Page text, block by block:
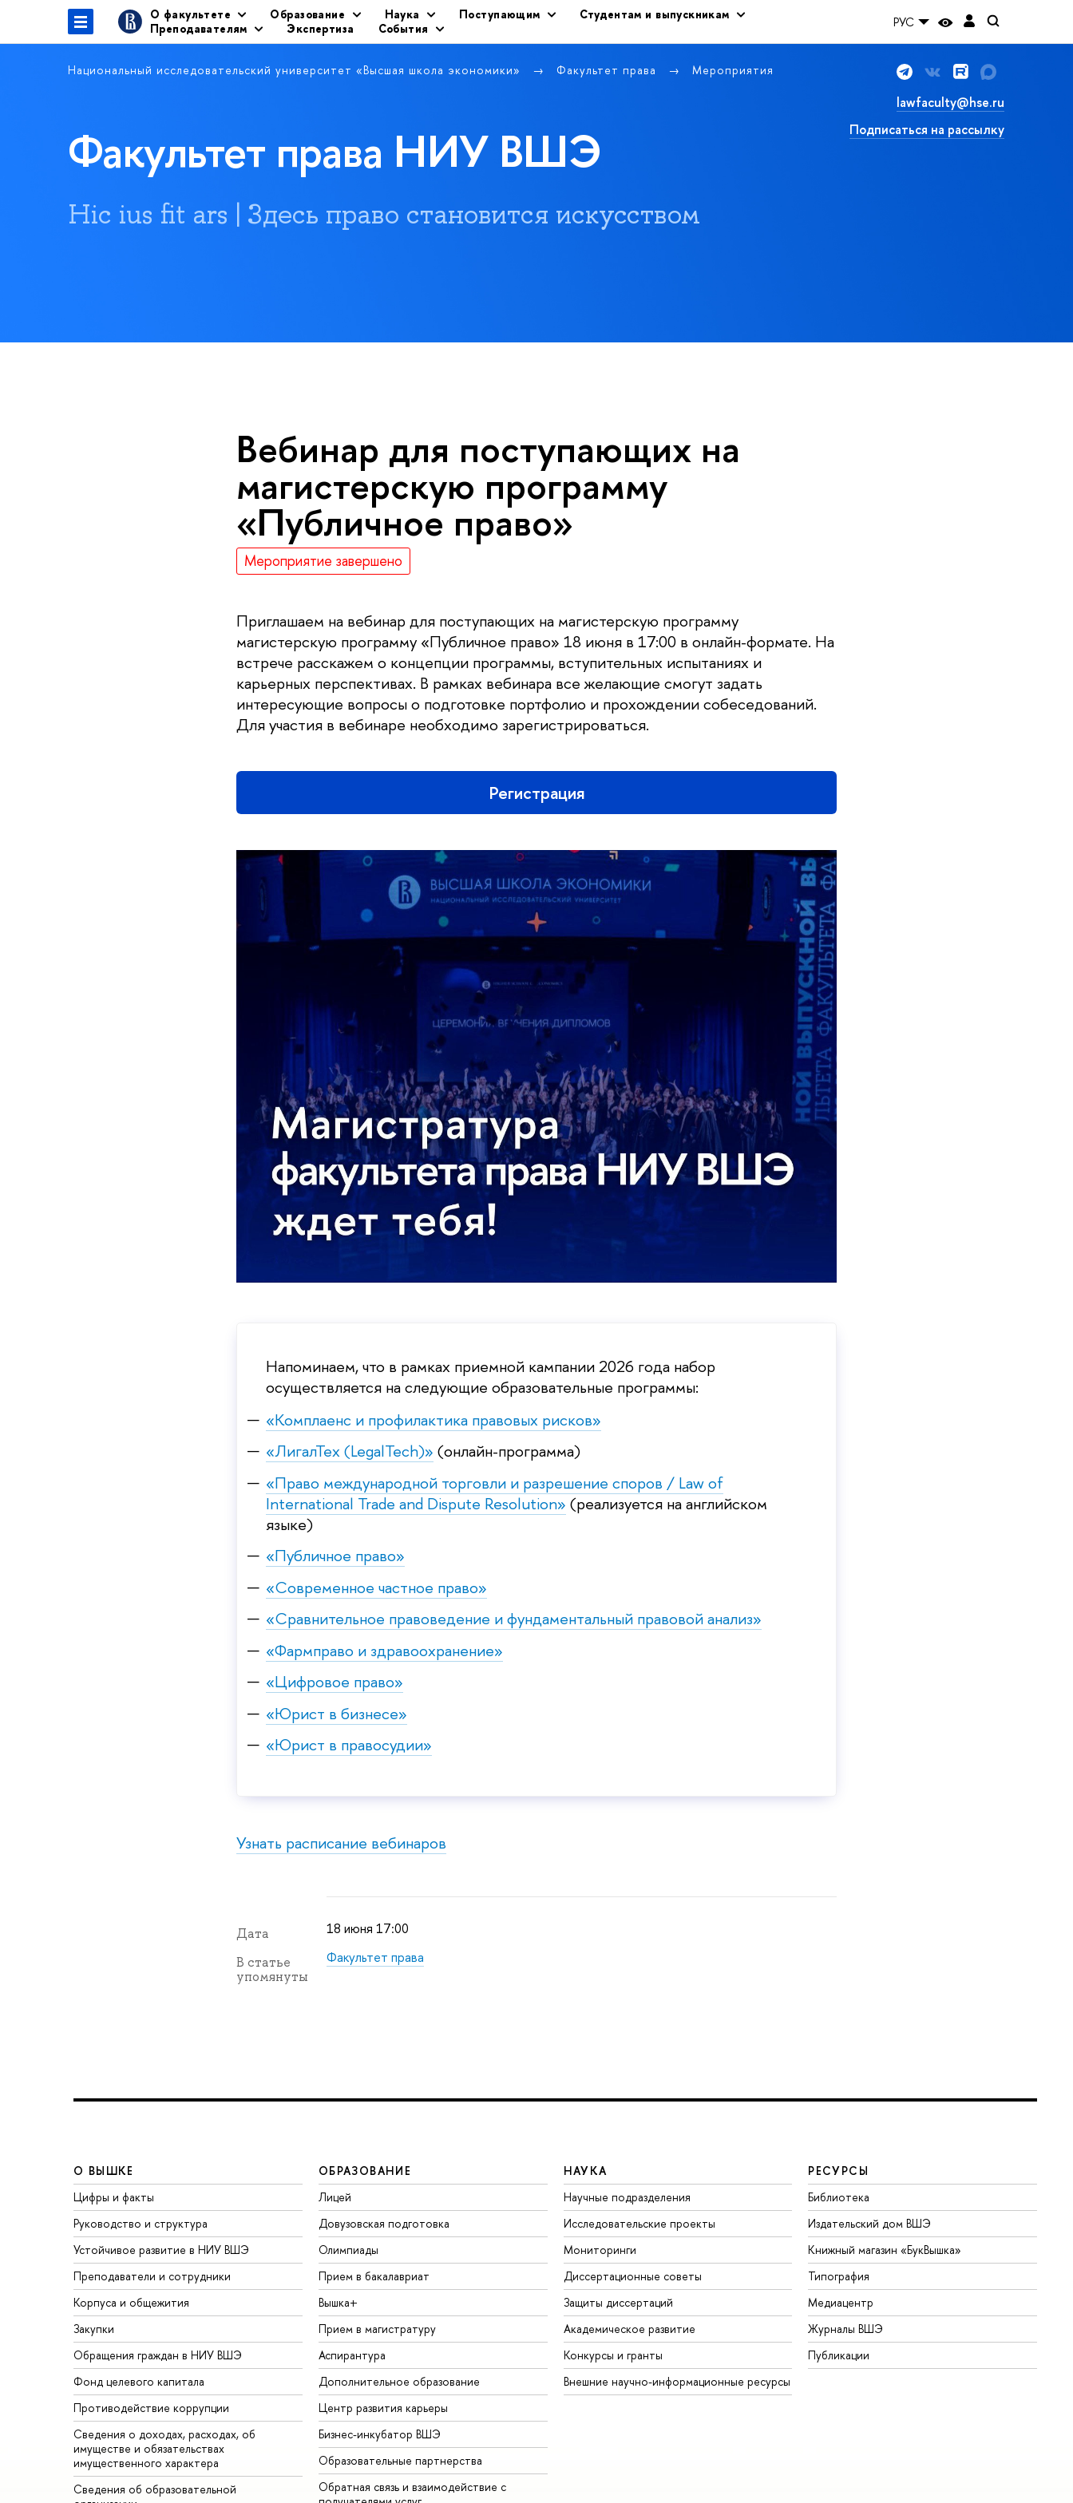
О факультете Образование Наука Поступающим
Студентам и выпускникам
Преподавателям
Экспертиза События РУС
Национальный исследовательский университет «Высшая школа экономики» Факультет права Мероприятия
Факультет права НИУ ВШЭ
Hic ius fit ars | Здесь право становится искусством
lawfaculty@hse.ru
Подписаться на рассылку
Вебинар для поступающих на
магистерскую программу
«Публичное право»
Мероприятие завершено
Приглашаем на вебинар для поступающих на магистерскую программу
магистерскую программу «Публичное право» 18 июня в 17:00 в онлайн-формате. На
встрече расскажем о концепции программы, вступительных испытаниях и
карьерных перспективах. В рамках вебинара все желающие смогут задать
интересующие вопросы о подготовке портфолио и прохождении собеседований.
Для участия в вебинаре необходимо зарегистрироваться.
Регистрация
Напоминаем, что в рамках приемной кампании 2026 года набор
осуществляется на следующие образовательные программы:
«Комплаенс и профилактика правовых рисков»
«ЛигалТех (LegalTech)» (онлайн-программа)
«Право международной торговли и разрешение споров / Law of
International Trade and Dispute Resolution» (реализуется на английском
языке)
«Публичное право»
«Современное частное право»
«Сравнительное правоведение и фундаментальный правовой анализ»
«Фармправо и здравоохранение»
«Цифровое право»
«Юрист в бизнесе»
«Юрист в правосудии»
Узнать расписание вебинаров
Дата 18 июня 17:00
В статье
упомянуты
Факультет права
О ВЫШКЕ
Цифры и факты
Руководство и структура
Устойчивое развитие в НИУ ВШЭ
Преподаватели и сотрудники
Корпуса и общежития
Закупки
Обращения граждан в НИУ ВШЭ
Фонд целевого капитала
Противодействие коррупции
Сведения о доходах, расходах, об
имуществе и обязательствах
имущественного характера
Сведения об образовательной
ОБРАЗОВАНИЕ
Лицей
Довузовская подготовка
Олимпиады
Прием в бакалавриат
Вышка+
Прием в магистратуру
Аспирантура
Дополнительное образование
Центр развития карьеры
Бизнес-инкубатор ВШЭ
Образовательные партнерства
Обратная связь и взаимодействие с
НАУКА
Научные подразделения
Исследовательские проекты
Мониторинги
Диссертационные советы
Защиты диссертаций
Академическое развитие
Конкурсы и гранты
Внешние научно-информационные ресурсы
РЕСУРСЫ
Библиотека
Издательский дом ВШЭ
Книжный магазин «БукВышка»
Типография
Медиацентр
Журналы ВШЭ
Публикации